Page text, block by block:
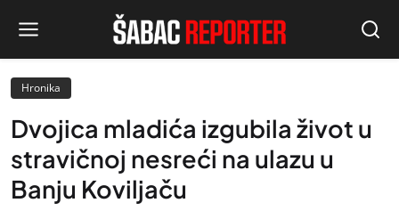
Hronika
Dvojica mladića izgubila život u
stravičnoj nesreći na ulazu u
Banju Koviljaču